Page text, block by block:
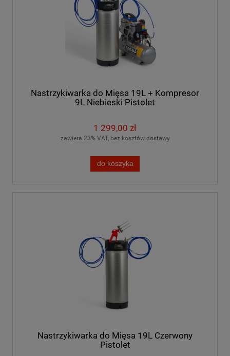
Nastrzykiwarka do Mięsa 19L + Kompresor
9L Niebieski Pistolet
1 299,00 zł
zawiera 23% VAT, bez kosztów dostawy
do koszyka
Nastrzykiwarka do Mięsa 19L Czerwony
Pistolet